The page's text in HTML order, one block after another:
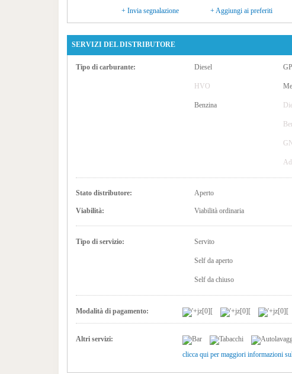
+ Invia segnalazione + Aggiungi ai preferiti
SERVIZI DEL DISTRIBUTORE
Tipo di carburante: Diesel
HVO
Benzina
Stato distributore:
Viabilità:
Aperto
Viabilità ordinaria
Tipo di servizio: Servito
Self da aperto
Self da chiuso
Modalità di pagamento:
Altri servizi:
clicca qui per maggiori informazioni